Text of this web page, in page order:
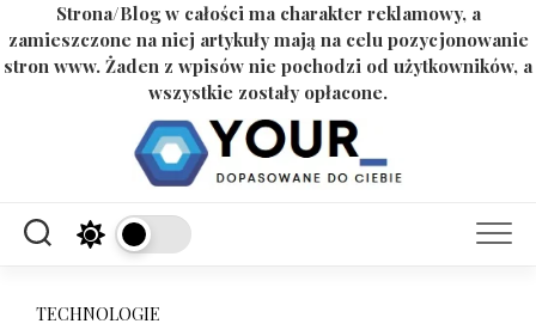
Strona/Blog w całości ma charakter reklamowy, a
zamieszczone na niej artykuły mają na celu pozycjonowanie
stron www. Żaden z wpisów nie pochodzi od użytkowników, a
wszystkie zostały opłacone.
TECHNOLOGIE